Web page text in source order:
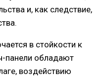
и, как следствие,
в стойкости к
панели обладают
воздействию